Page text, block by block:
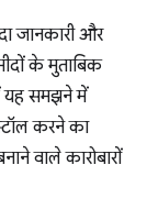
जानकारी और
के मुताबिक
यह समझने में
करने का
वाले कारोबारों